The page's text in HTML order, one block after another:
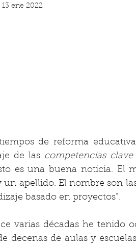
13 ene 2022
de reforma
de las competencias clave
es una buena noticia. El
apellido. El nombre son
basado en proyectos”.
varias décadas he tenido
decenas de aulas y